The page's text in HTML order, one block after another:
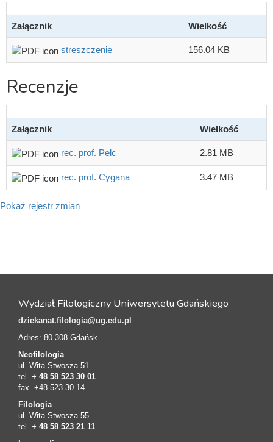
Załącznik Wielkość
streszczenie 156.04 KB
Recenzje
Załącznik Wielkość
rec. prof. Pelc 2.81 MB
rec. prof. Cygana 3.47 MB
Pokaż rejestr zmian
Wydział Filologiczny Uniwersytetu Gdańskiego
dziekanat.filologia@ug.edu.pl
Adres: 80-308 Gdańsk
Neofilologia
ul. Wita Stwosza 51
tel. + 48 58 523 30 01
fax. +48 523 30 14
Filologia
ul. Wita Stwosza 55
tel. + 48 58 523 21 11